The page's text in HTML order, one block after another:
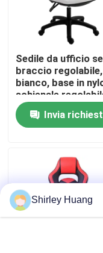
Visita alla fabbrica
Controllo della
Contattaci
Chiedi un
Tastiera e topo
Sedile da ufficio
braccio regolabile,
bianco, base in
schienale
altezza
Invia
Shirley Huang